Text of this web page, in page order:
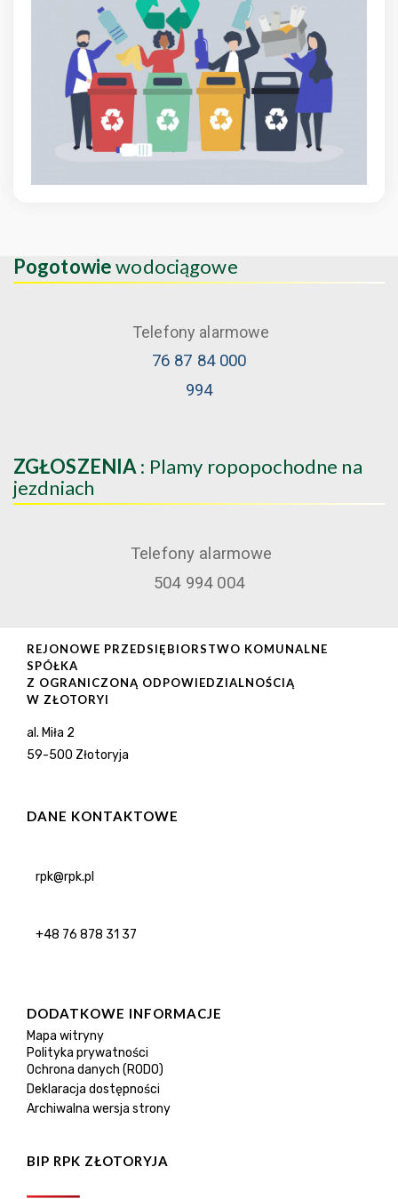
Pogotowiewodociągowe
Telefony alarmowe
76 87 84 000
994
ZGŁOSZENIA : Plamy ropopochodne na
jezdniach
Telefony alarmowe
504 994 004
REJONOWE PRZEDSIĘBIORSTWO KOMUNALNE
SPÓŁKA
Z OGRANICZONĄ ODPOWIEDZIALNOŚCIĄ
W ZŁOTORYI
al. Miła 2
59-500 Złotoryja
DANE KONTAKTOWE
rpk@rpk.pl
+48 76 878 31 37
DODATKOWE INFORMACJE
Mapa witryny
Polityka prywatności
Ochrona danych (RODO)
Deklaracja dostępności
Archiwalna wersja strony
BIP RPK ZŁOTORYJA